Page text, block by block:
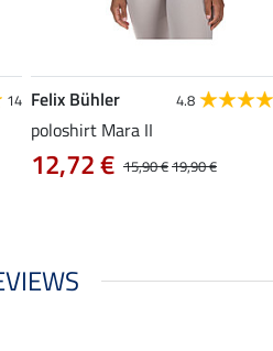
14 Felix Bühler 4.8
poloshirt Mara II
15,90 €19,90 €
12,72 €